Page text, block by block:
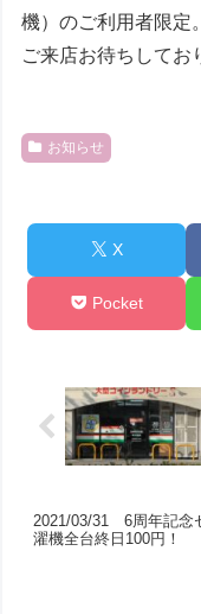
機）のご利用者限定
ご来店お待ちしてお
お知らせ
X
Pocket
2021/03/31 6周年記念
濯機全台終日100円！